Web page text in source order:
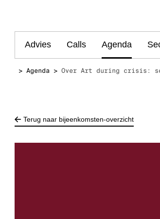
Advies Calls Agenda
Agenda Over Art during crisis:
Terug naar bijeenkomsten-overzicht